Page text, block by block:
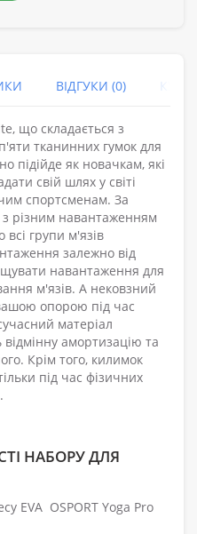
ВІДГУКИ (0)
що складається з
тканинних гумок для
підійде як новачкам, які
свій шлях у світі
спортсменам. За
різним навантаженням
групи м'язів
залежно від
навантаження для
м'язів. А нековзний
опорою під час
матеріал
амортизацію та
Крім того, килимок
під час фізичних
НАБОРУ ДЛЯ
EVA OSPORT Yoga Pro